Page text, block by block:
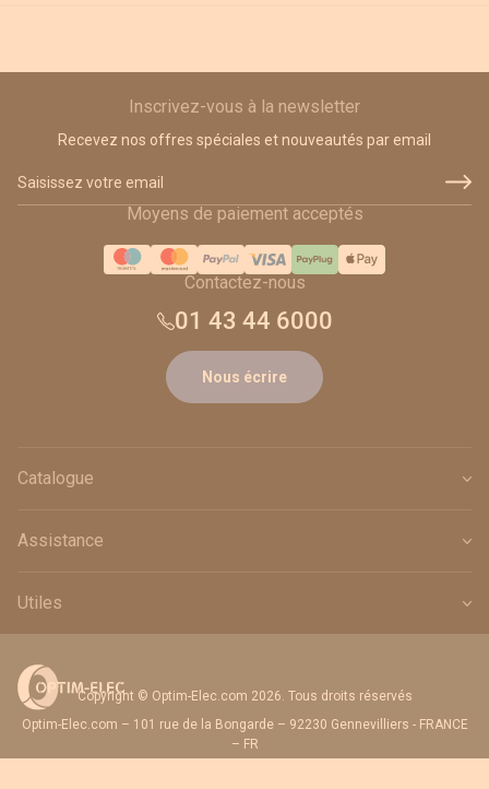
Inscrivez-vous à la newsletter
Recevez nos offres spéciales et nouveautés par email
Moyens de paiement acceptés
Contactez-nous
01 43 44 6000
Nous écrire
Catalogue
Assistance
Utiles
Copyright © Optim-Elec.com 2026. Tous droits réservés
Optim-Elec.com – 101 rue de la Bongarde – 92230 Gennevilliers - FRANCE
– FR